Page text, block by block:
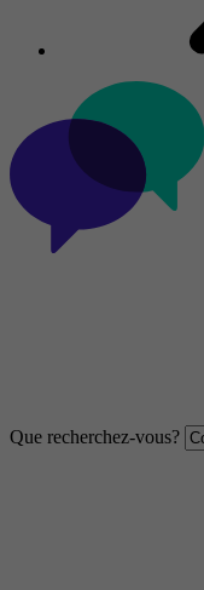
Que recherchez-vous?